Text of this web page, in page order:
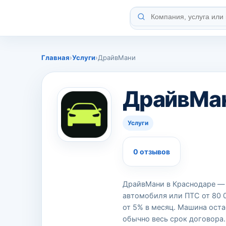
Главная›Услуги›ДрайвМани
Услуги
0 отзывов
ДрайвМани в Краснодаре —
автомобиля или ПТС от 80
от 5% в месяц. Машина
обычно весь срок